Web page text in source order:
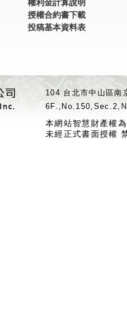
權利金計算說明
授權合約書下載
投稿基本資料表
104 台北市中山區
本網站智慧財產權
未經正式書面授權